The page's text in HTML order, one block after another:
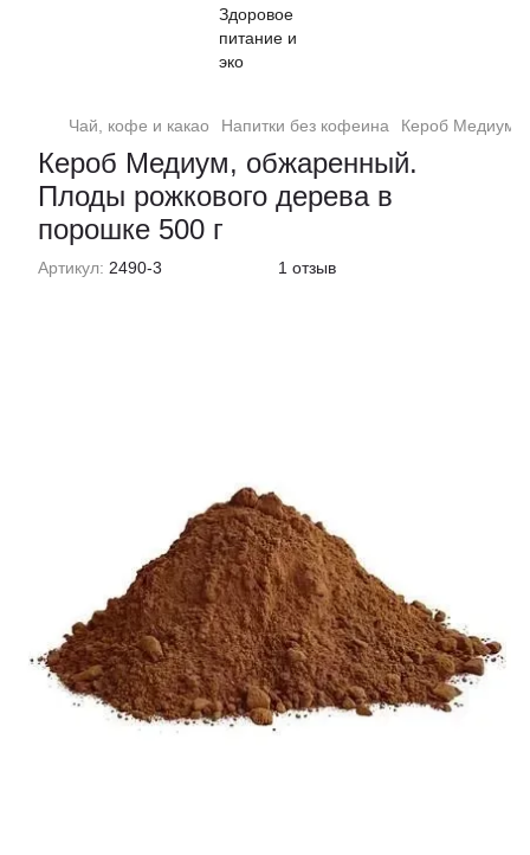
Чай, кофе и какао Напитки без кофеина Кероб Медиум,
Кероб Медиум, обжаренный.
Плоды рожкового дерева в
порошке 500 г
Артикул: 2490-3 1 отзыв